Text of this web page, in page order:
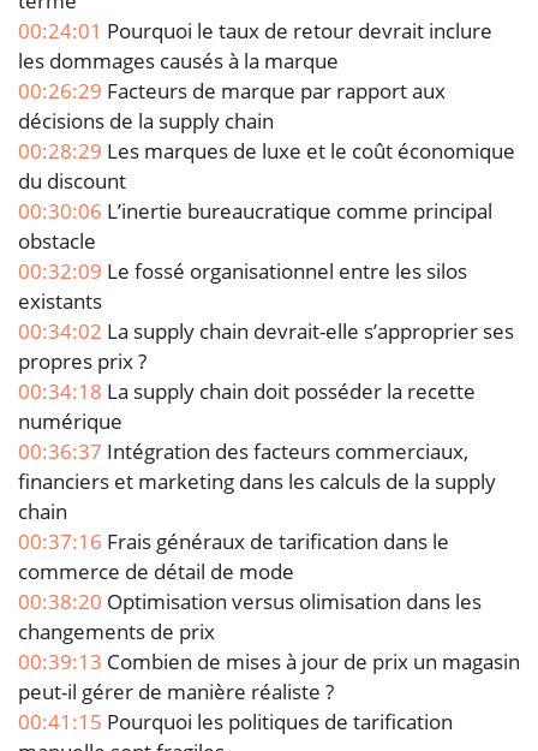
00:24:01 Pourquoi le taux de retour devrait inclure
les dommages causés à la marque
00:26:29 Facteurs de marque par rapport aux
décisions de la supply chain
00:28:29 Les marques de luxe et le coût économique
du discount
00:30:06 L’inertie bureaucratique comme principal
obstacle
00:32:09 Le fossé organisationnel entre les silos
existants
00:34:02 La supply chain devrait-elle s’approprier ses
propres prix ?
00:34:18 La supply chain doit posséder la recette
numérique
00:36:37 Intégration des facteurs commerciaux,
financiers et marketing dans les calculs de la supply
chain
00:37:16 Frais généraux de tarification dans le
commerce de détail de mode
00:38:20 Optimisation versus olimisation dans les
changements de prix
00:39:13 Combien de mises à jour de prix un magasin
peut-il gérer de manière réaliste ?
00:41:15 Pourquoi les politiques de tarification